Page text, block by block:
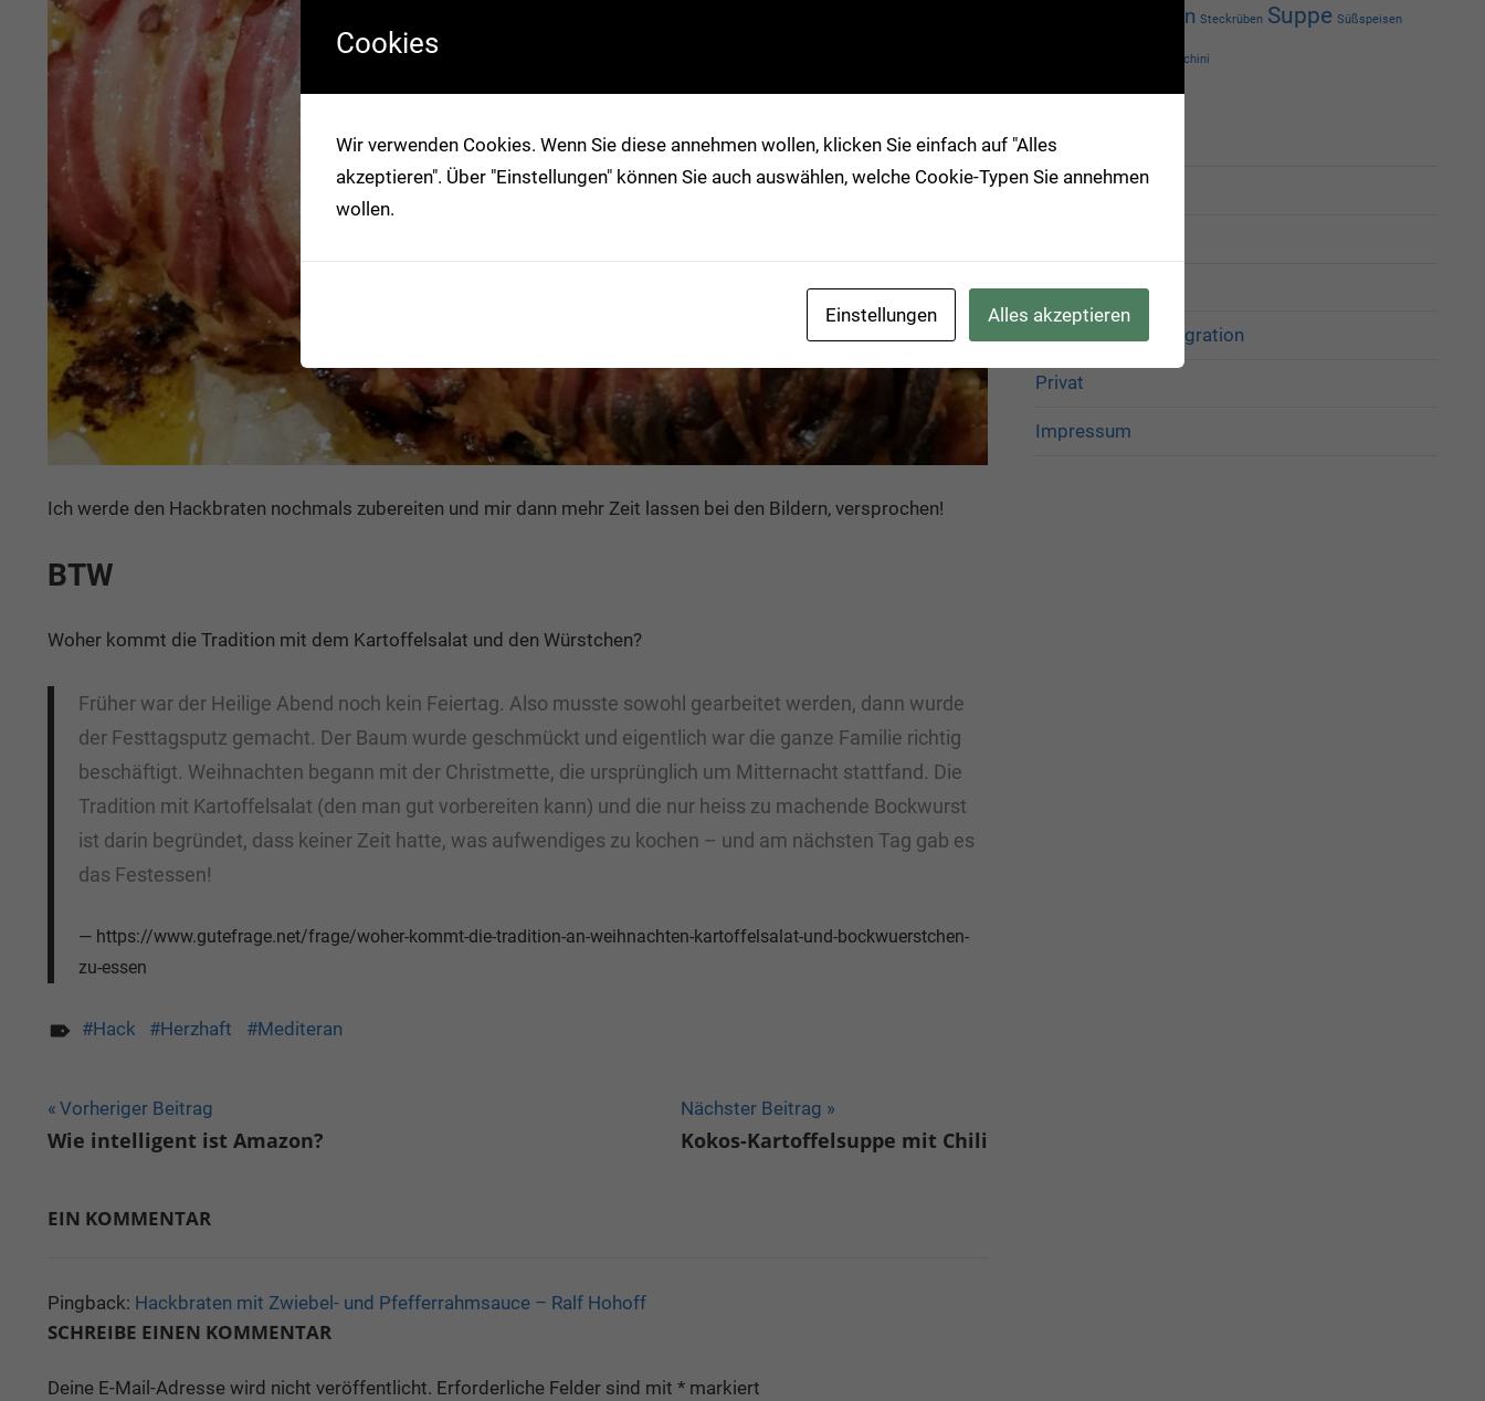
Ich werde den Hackbraten nochmals zubereiten und mir dann mehr Zeit lassen bei den Bildern, versprochen!
BTW
Woher kommt die Tradition mit dem Kartoffelsalat und den Würstchen?
Früher war der Heilige Abend noch kein Feiertag. Also musste sowohl gearbeitet werden, dann wurde
der Festtagsputz gemacht. Der Baum wurde geschmückt und eigentlich war die ganze Familie richtig
beschäftigt. Weihnachten begann mit der Christmette, die ursprünglich um Mitternacht stattfand. Die
Tradition mit Kartoffelsalat (den man gut vorbereiten kann) und die nur heiss zu machende Bockwurst
ist darin begründet, dass keiner Zeit hatte, was aufwendiges zu kochen – und am nächsten Tag gab es
das Festessen!
https://www.gutefrage.net/frage/woher-kommt-die-tradition-an-weihnachten-kartoffelsalat-und-bockwuerstchen-
zu-essen
Hack Herzhaft Mediteran
Beitragsnavigation
Vorheriger Beitrag
Wie intelligent ist Amazon?
Nächster Beitrag
Kokos-Kartoffelsuppe mit Chili
EIN KOMMENTAR
Pingback: Hackbraten mit Zwiebel- und Pfefferrahmsauce – Ralf Hohoff
SCHREIBE EINEN KOMMENTAR
Deine E-Mail-Adresse wird nicht veröffentlicht. Erforderliche Felder sind mit *markiert
Schwein Steckrüben Suppe Süßspeisen
Zucchini
SEITEN
Home
CakePHP
Pentaho Data Integration
Privat
Impressum
Cookies
Wir verwenden Cookies. Wenn Sie diese annehmen wollen, klicken Sie einfach auf "Alles
akzeptieren". Über "Einstellungen" können Sie auch auswählen, welche Cookie-Typen Sie annehmen
wollen.
Einstellungen Alles akzeptieren